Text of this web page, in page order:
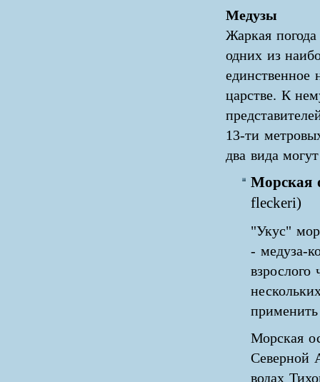
Медузы
Жаркая
одних из
единственное
царстве. К
13-ти
два вида
Морская
fleckeri)
"Укус"
- медуза-
взрослого
Морская
Северной
водах